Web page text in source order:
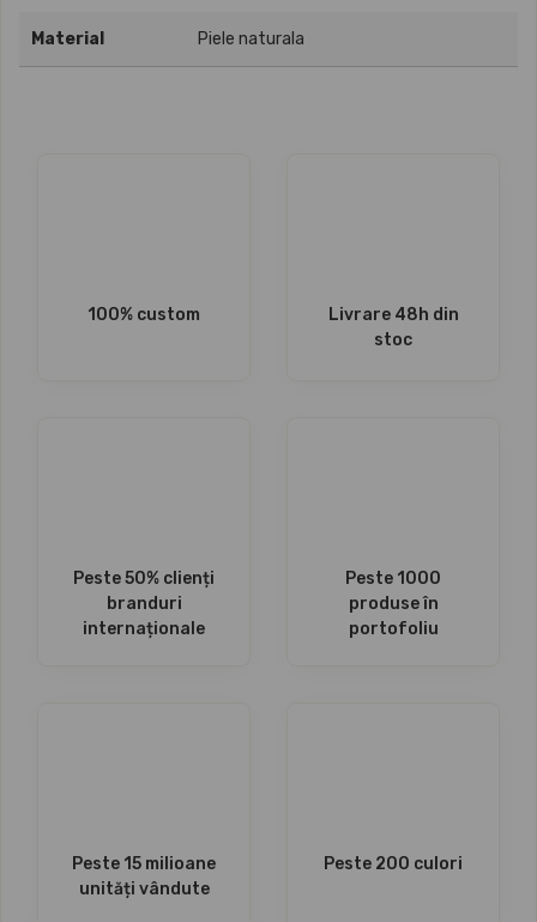
Material Piele naturala
100% custom
Livrare 48h din
stoc
Peste 50% clienți
branduri
internaționale
Peste 1000
produse în
portofoliu
Peste 15 milioane
unități vândute
Peste 200 culori